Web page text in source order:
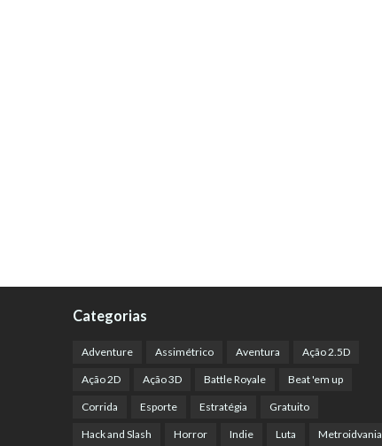
Categorias
Adventure Assimétrico Aventura Ação 2.5D
Ação 2D Ação 3D Battle Royale Beat 'em up
Corrida Esporte Estratégia Gratuito
Hack and Slash Horror Indie Luta Metroidvania